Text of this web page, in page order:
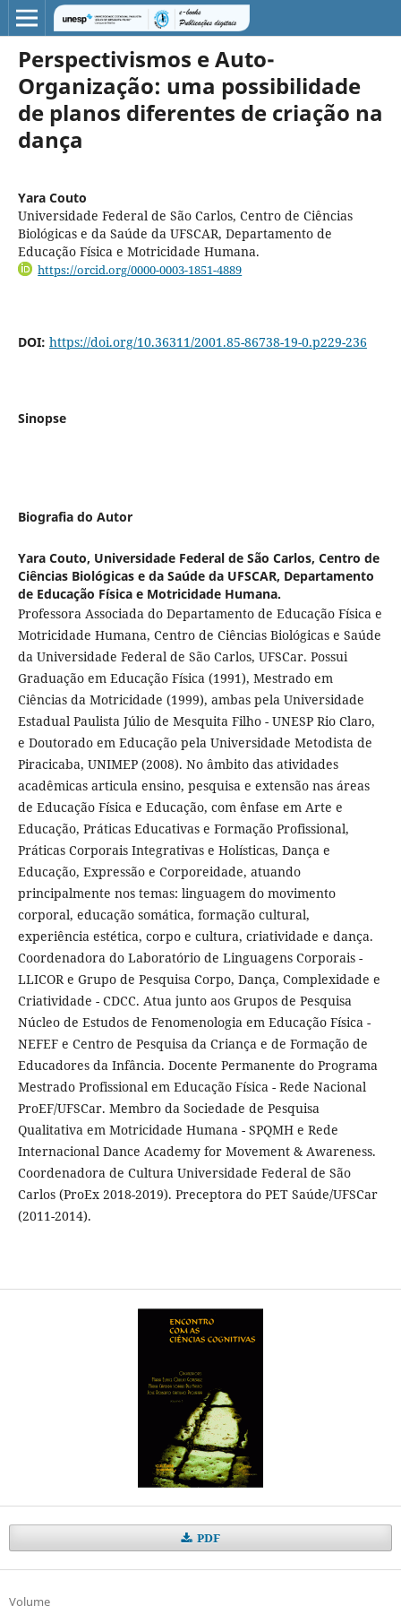
Perspectivismos e Auto-
Organização: uma possibilidade
de planos diferentes de criação na
dança
Yara Couto
Universidade Federal de São Carlos, Centro de Ciências
Biológicas e da Saúde da UFSCAR, Departamento de
Educação Física e Motricidade Humana.
https://orcid.org/0000-0003-1851-4889
DOI: https://doi.org/10.36311/2001.85-86738-19-0.p229-236
Sinopse
Biografia do Autor
Yara Couto, Universidade Federal de São Carlos, Centro de
Ciências Biológicas e da Saúde da UFSCAR, Departamento
de Educação Física e Motricidade Humana.
Professora Associada do Departamento de Educação Física e
Motricidade Humana, Centro de Ciências Biológicas e Saúde
da Universidade Federal de São Carlos, UFSCar. Possui
Graduação em Educação Física (1991), Mestrado em
Ciências da Motricidade (1999), ambas pela Universidade
Estadual Paulista Júlio de Mesquita Filho - UNESP Rio Claro,
e Doutorado em Educação pela Universidade Metodista de
Piracicaba, UNIMEP (2008). No âmbito das atividades
acadêmicas articula ensino, pesquisa e extensão nas áreas
de Educação Física e Educação, com ênfase em Arte e
Educação, Práticas Educativas e Formação Profissional,
Práticas Corporais Integrativas e Holísticas, Dança e
Educação, Expressão e Corporeidade, atuando
principalmente nos temas: linguagem do movimento
corporal, educação somática, formação cultural,
experiência estética, corpo e cultura, criatividade e dança.
Coordenadora do Laboratório de Linguagens Corporais -
LLICOR e Grupo de Pesquisa Corpo, Dança, Complexidade e
Criatividade - CDCC. Atua junto aos Grupos de Pesquisa
Núcleo de Estudos de Fenomenologia em Educação Física -
NEFEF e Centro de Pesquisa da Criança e de Formação de
Educadores da Infância. Docente Permanente do Programa
Mestrado Profissional em Educação Física - Rede Nacional
ProEF/UFSCar. Membro da Sociedade de Pesquisa
Qualitativa em Motricidade Humana - SPQMH e Rede
Internacional Dance Academy for Movement & Awareness.
Coordenadora de Cultura Universidade Federal de São
Carlos (ProEx 2018-2019). Preceptora do PET Saúde/UFSCar
(2011-2014).
PDF
Volume